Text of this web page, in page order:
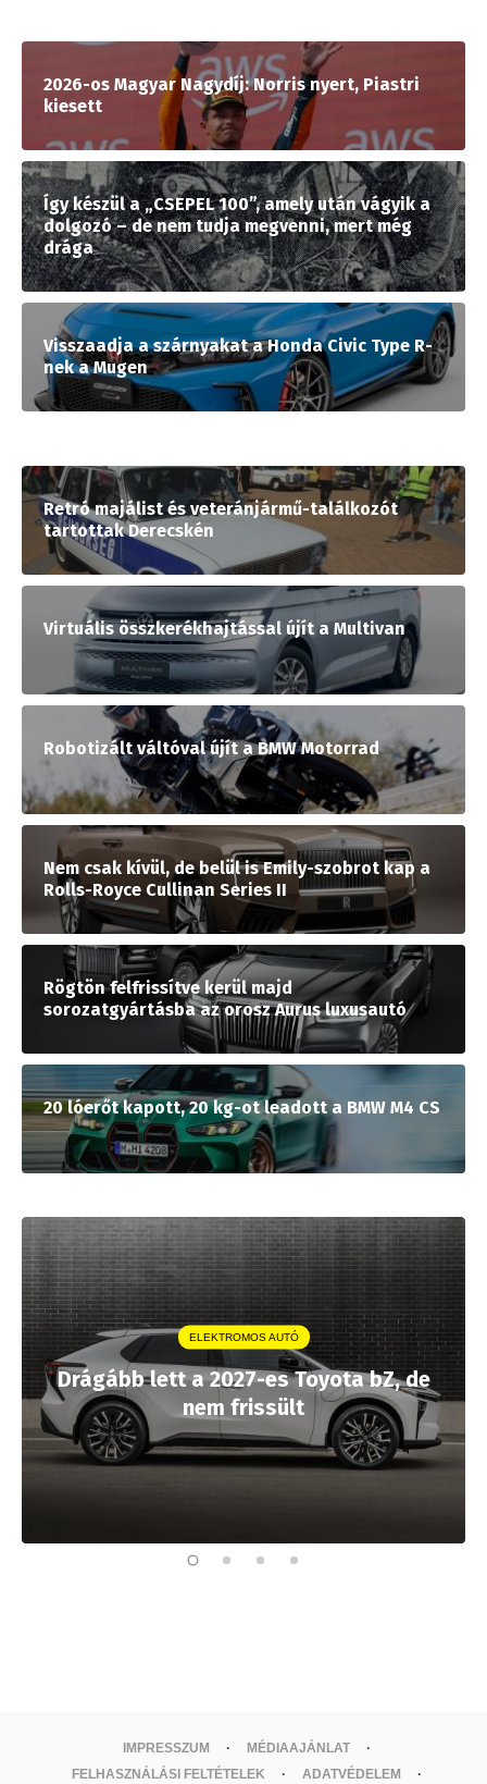
2026-os Magyar Nagydíj: Norris nyert, Piastri
kiesett
Így készül a „CSEPEL 100”, amely után vágyik a
dolgozó – de nem tudja megvenni, mert még
drága
Visszaadja a szárnyakat a Honda Civic Type R-
nek a Mugen
Retró majálist és veteránjármű-találkozót
tartottak Derecskén
Virtuális összkerékhajtással újít a Multivan
Robotizált váltóval újít a BMW Motorrad
Nem csak kívül, de belül is Emily-szobrot kap a
Rolls-Royce Cullinan Series II
Rögtön felfrissítve kerül majd
sorozatgyártásba az orosz Aurus luxusautó
20 lóerőt kapott, 20 kg-ot leadott a BMW M4 CS
ELEKTROMOS AUTÓ
Drágább lett a 2027-es Toyota bZ, de
nem frissült
IMPRESSZUM
MÉDIAAJÁNLAT
FELHASZNÁLÁSI FELTÉTELEK
ADATVÉDELEM